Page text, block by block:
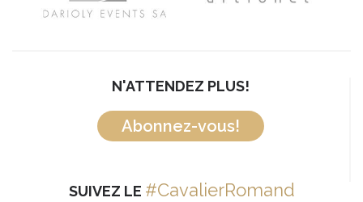
N'ATTENDEZ PLUS!
Abonnez-vous!
SUIVEZ LE #CavalierRomand